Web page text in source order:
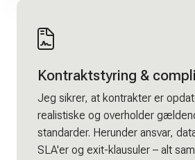
Kontraktstyring &
Jeg sikrer, at kontrakter er
realistiske og overholder
standarder. Herunder ansvar,
SLA'er og exit-klausuler – alt